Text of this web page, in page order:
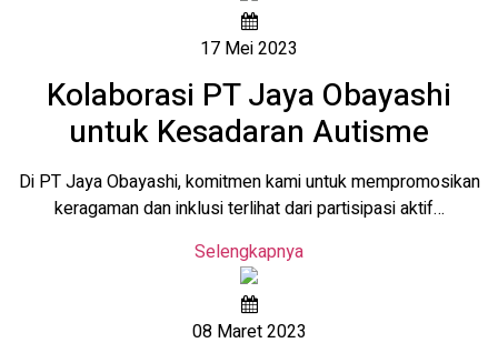
17 Mei 2023
Kolaborasi PT Jaya Obayashi
untuk Kesadaran Autisme
Di PT Jaya Obayashi, komitmen kami untuk mempromosikan
keragaman dan inklusi terlihat dari partisipasi aktif…
Selengkapnya
08 Maret 2023